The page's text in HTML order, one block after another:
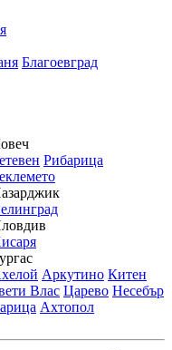
Благоевград
Рибарица
Аркутино Китен
Влас Царево Несебър
Ахтопол